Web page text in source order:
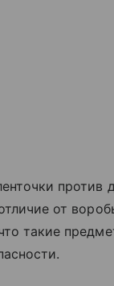
против
от
такие